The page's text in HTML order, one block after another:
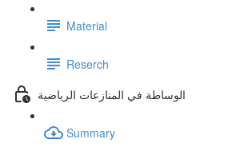
Material
Reserch
الوساطة في المنازعات الرياضية
Summary